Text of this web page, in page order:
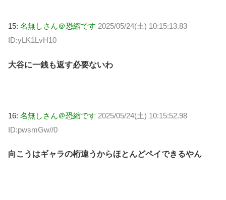
15: 名無しさん＠恐縮です 2025/05/24(土) 10:15:13.83
ID:yLK1LvH10
大谷に一銭も返す必要ないわ
16: 名無しさん＠恐縮です 2025/05/24(土) 10:15:52.98
ID:pwsmGw//0
向こうはギャラの桁違うからほとんどペイできるやん